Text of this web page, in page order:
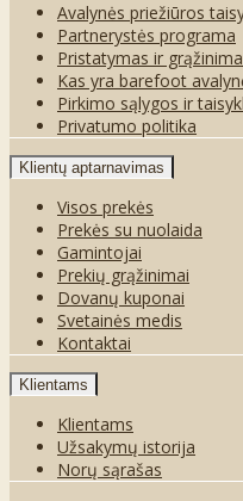
Avalynės priežiūros
Partnerystės programa
Pristatymas ir
Kas yra barefoot
Pirkimo sąlygos ir
Privatumo politika
Klientų aptarnavimas
Visos prekės
Prekės su nuolaida
Gamintojai
Prekių grąžinimai
Dovanų kuponai
Svetainės medis
Kontaktai
Klientams
Klientams
Užsakymų istorija
Norų sąrašas